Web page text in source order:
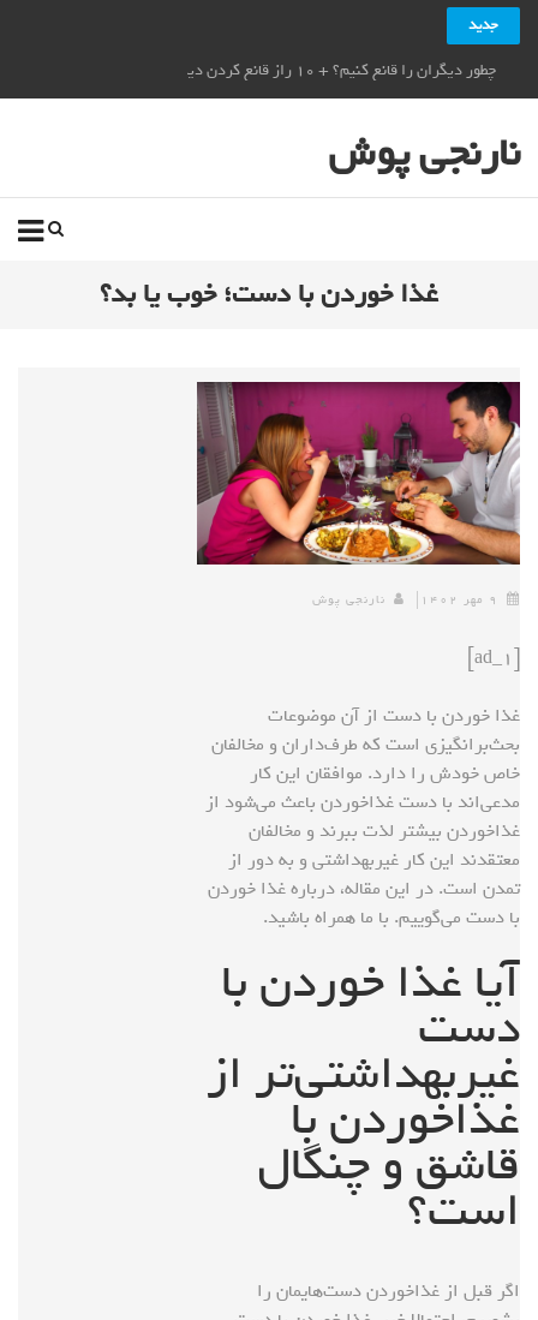
جدید
چطور دیگران را قانع کنیم؟ + ۱۰ راز قانع کردن دیگران_نارنجی پوش
نارنجی پوش
غذا خوردن با دست؛ خوب یا بد؟
۹ مهر ۱۴۰۲ نارنجی پوش
[ad_1]
غذا خوردن با دست از آن موضوعات
بحث‌برانگیزی است که طرف‌داران و مخالفان
خاص خودش را دارد. موافقان این کار
مدعی‌اند با دست غذاخوردن باعث می‌شود از
غذاخوردن بیشتر لذت ببرند و مخالفان
معتقدند این کار غیربهداشتی و به دور از
تمدن است. در این مقاله، درباره غذا خوردن
با دست می‌گوییم. با ما همراه باشید.
آیا غذا خوردن با
دست
غیربهداشتی‌تر از
غذاخوردن با
قاشق و چنگال
است؟
اگر قبل از غذاخوردن دست‌هایمان را